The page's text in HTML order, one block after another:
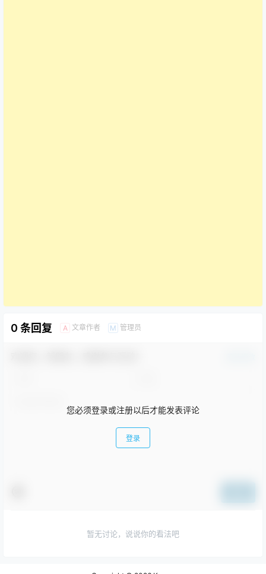
0 条回复 A 文章作者 M 管理员
您必须登录或注册以后才能发表评论
登录
暂无讨论，说说你的看法吧